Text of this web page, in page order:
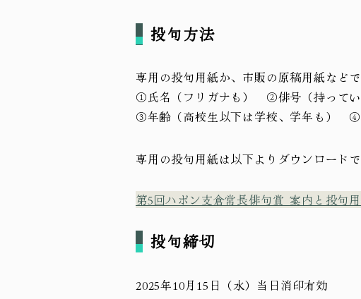
投句方法
専用の投句用紙か、市販の原稿用紙など
①氏名（フリガナも） ②俳号（持ってい
③年齢（高校生以下は学校、学年も）
専用の投句用紙は以下よりダウンロードで
第5回ハポン支倉常長俳句賞_案内と投句
投句締切
2025年10月15日（水）当日消印有効